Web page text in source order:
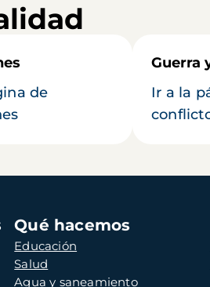
de
Guerra
Ir a la
Qué hacemos
Educación
Salud
Agua y saneamiento